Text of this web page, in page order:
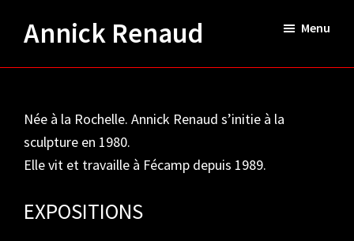
Annick Renaud Menu
Née à la Rochelle. Annick Renaud s’initie à la
sculpture en 1980.
Elle vit et travaille à Fécamp depuis 1989.
EXPOSITIONS